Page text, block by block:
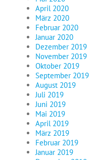
April 2020
März 2020
Februar 2020
Januar 2020
Dezember 2019
November 2019
Oktober 2019
September 2019
August 2019
Juli 2019
Juni 2019
Mai 2019
April 2019
März 2019
Februar 2019
Januar 2019